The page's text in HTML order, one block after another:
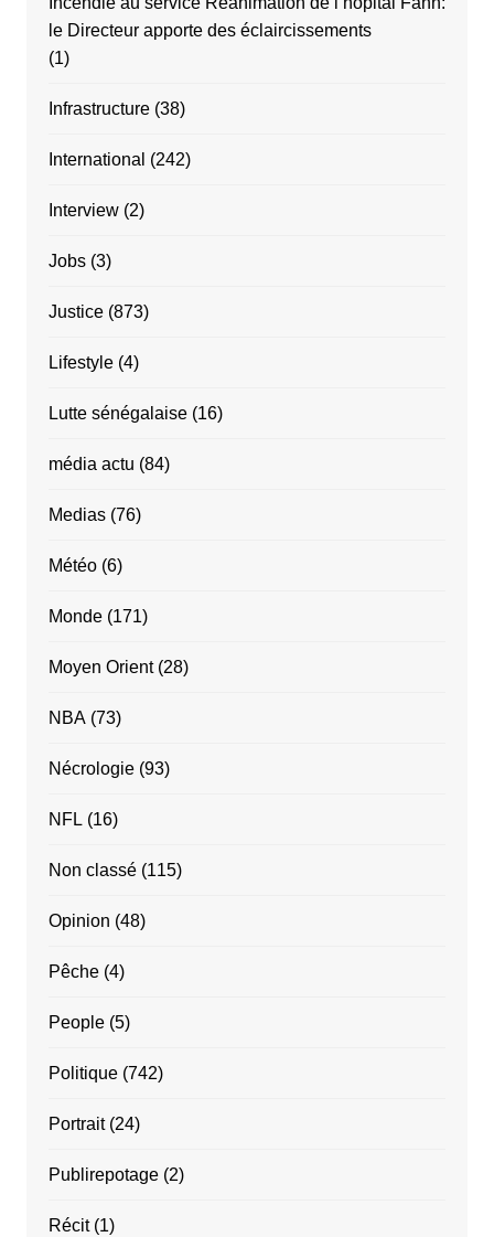
le Directeur apporte des éclaircissements
(1)
Infrastructure(38)
International (242)
Interview(2)
Jobs(3)
Justice(873)
Lifestyle(4)
Lutte sénégalaise(16)
média actu (84)
Medias(76)
Météo(6)
Monde(171)
Moyen Orient(28)
NBA(73)
Nécrologie(93)
NFL (16)
Non classé(115)
Opinion (48)
Pêche(4)
People(5)
Politique(742)
Portrait(24)
Publirepotage(2)
Récit(1)